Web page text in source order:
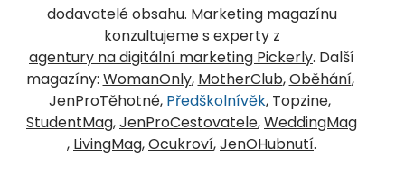
dodavatelé obsahu. Marketing magazínu
konzultujeme s experty z
agentury na digitální marketing Pickerly. Další
magazíny: WomanOnly, MotherClub,Oběhání,
JenProTěhotné, Předškolnívěk, Topzine,
StudentMag,JenProCestovatele,WeddingMag
, LivingMag,Ocukroví,JenOHubnutí.